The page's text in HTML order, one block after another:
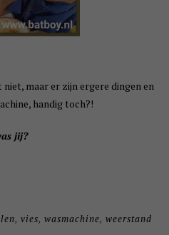
maar er zijn ergere dingen en
handig toch?!
jij?
,vies,wasmachine,weerstand